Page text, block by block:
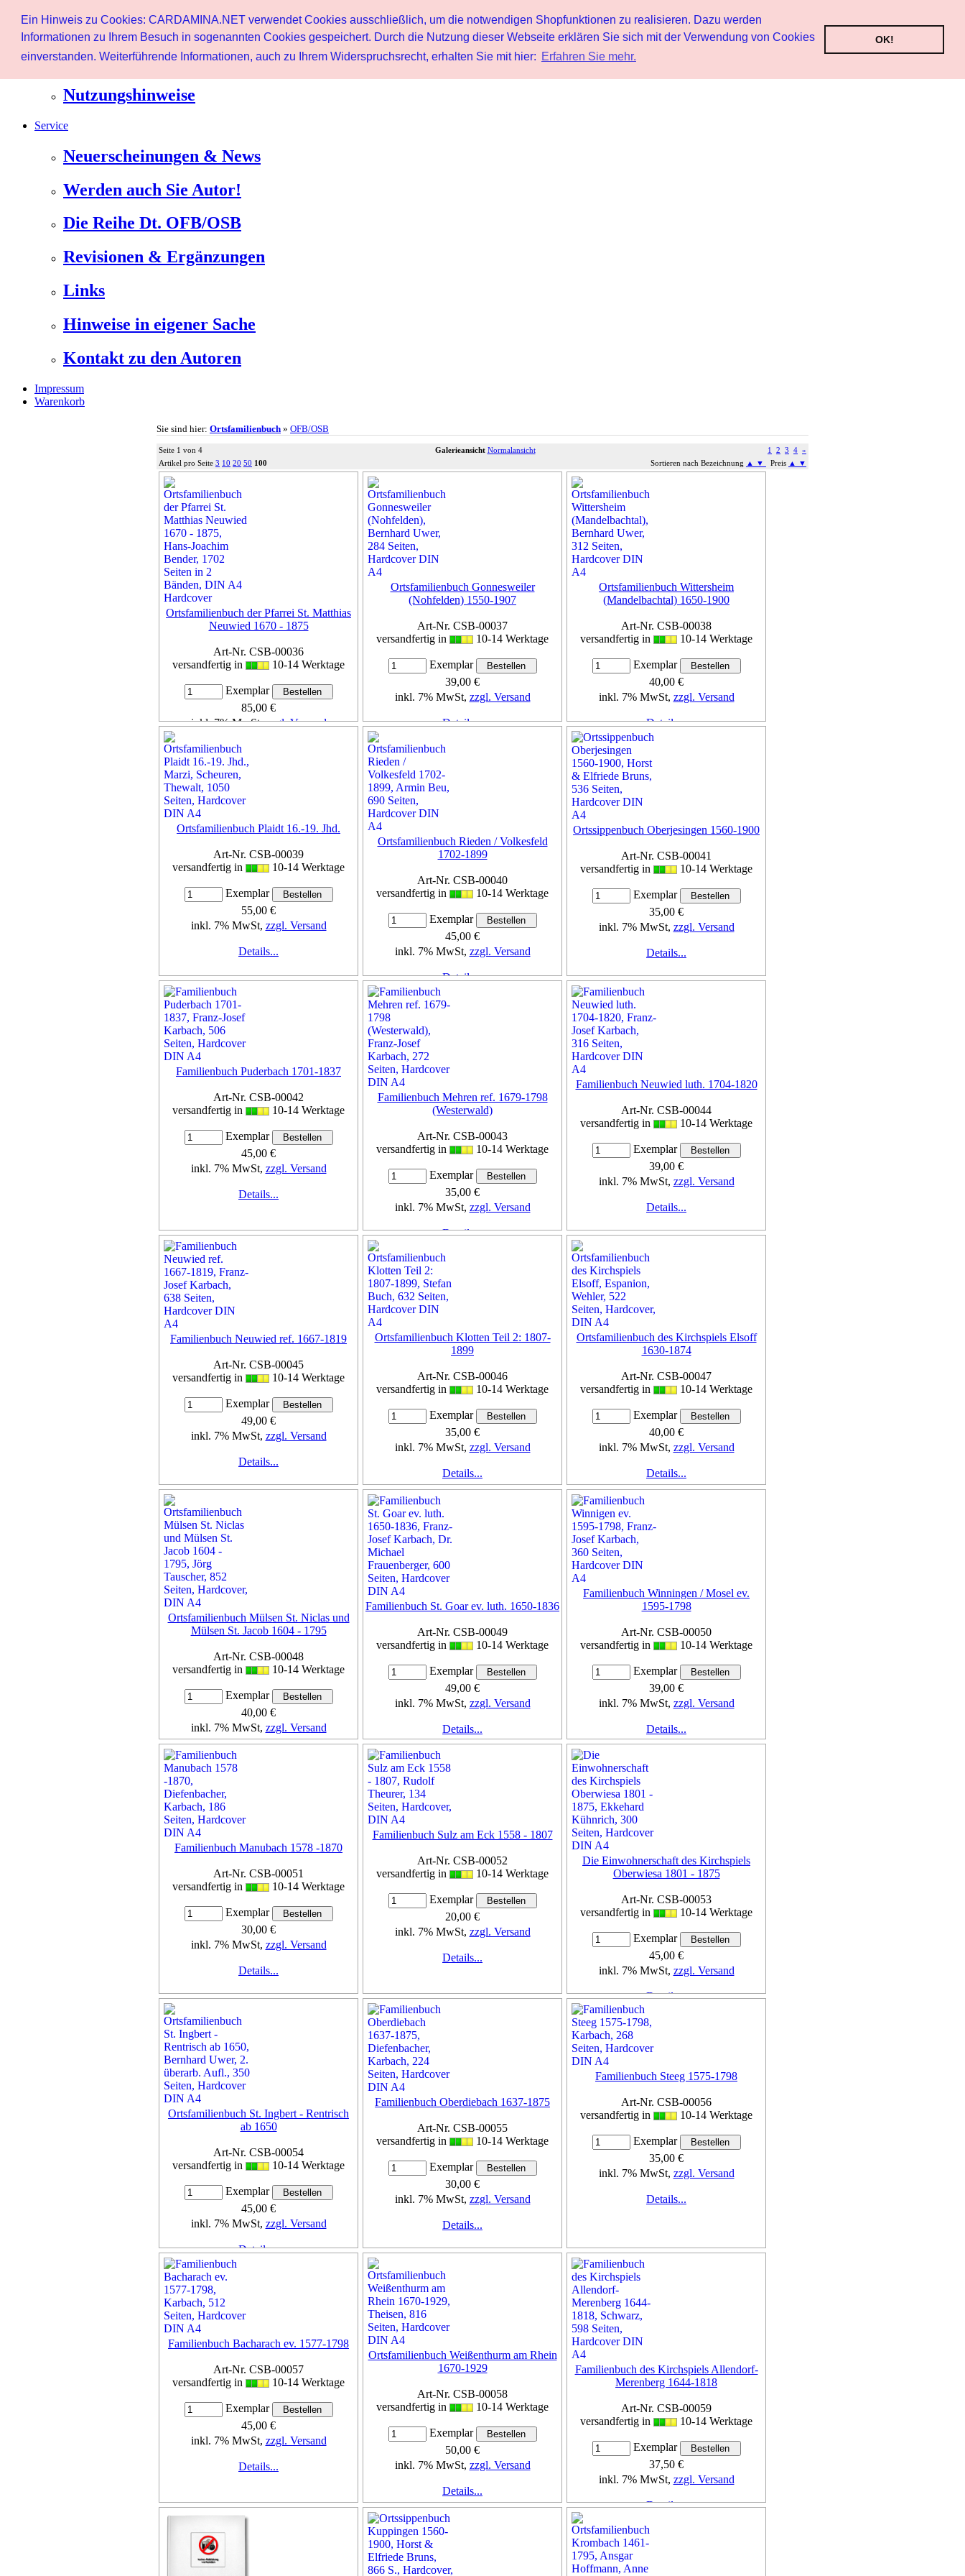
Ein Hinweis zu Cookies: CARDAMINA.NET verwendet Cookies ausschließlich, um die notwendigen Shopfunktionen zu realisieren. Dazu werden
Informationen zu Ihrem Besuch in sogenannten Cookies gespeichert. Durch die Nutzung dieser Webseite erklären Sie sich mit der Verwendung von Cookies
einverstanden. Weiterführende Informationen, auch zu Ihrem Widerspruchsrecht, erhalten Sie mit hier: Erfahren Sie mehr.
OK!
Start
Benutzer
Newsletter
Nutzungshinweise
Service
Neuerscheinungen & News
Werden auch Sie Autor!
Die Reihe Dt. OFB/OSB
Revisionen & Ergänzungen
Links
Hinweise in eigener Sache
Kontakt zu den Autoren
Impressum
Warenkorb
Sie sind hier: Ortsfamilienbuch » OFB/OSB
Seite 1 von 4 1 2 3 4 »
Galerieansicht Normalansicht
Artikel pro Seite 3 10 20 50 100 Sortieren nach Bezeichnung ▲ ▼ Preis ▲ ▼
Ortsfamilienbuch der Pfarrei St. Matthias
Neuwied 1670 - 1875
Art-Nr. CSB-00036
versandfertig in
10-14 Werktage
Exemplar
85,00 €
inkl. 7% MwSt,zzgl. Versand
Details...
Ortsfamilienbuch Gonnesweiler
(Nohfelden) 1550-1907
Art-Nr. CSB-00037
versandfertig in
10-14 Werktage
Exemplar
39,00 €
inkl. 7% MwSt, zzgl. Versand
Details...
Ortsfamilienbuch Wittersheim
(Mandelbachtal) 1650-1900
Art-Nr. CSB-00038
versandfertig in
10-14 Werktage
Exemplar
40,00 €
inkl. 7% MwSt, zzgl. Versand
Details...
Ortsfamilienbuch Plaidt 16.-19. Jhd.
Art-Nr. CSB-00039
versandfertig in
10-14 Werktage
Exemplar
55,00 €
inkl. 7% MwSt, zzgl. Versand
Details...
Ortsfamilienbuch Rieden / Volkesfeld
1702-1899
Art-Nr. CSB-00040
versandfertig in
10-14 Werktage
Exemplar
45,00 €
inkl. 7% MwSt, zzgl. Versand
Details...
Ortssippenbuch Oberjesingen 1560-1900
Art-Nr. CSB-00041
versandfertig in
10-14 Werktage
Exemplar
35,00 €
inkl. 7% MwSt, zzgl. Versand
Details...
Familienbuch Puderbach 1701-1837
Art-Nr. CSB-00042
versandfertig in
10-14 Werktage
Exemplar
45,00 €
inkl. 7% MwSt, zzgl. Versand
Details...
Familienbuch Mehren ref. 1679-1798
(Westerwald)
Art-Nr. CSB-00043
versandfertig in
10-14 Werktage
Exemplar
35,00 €
inkl. 7% MwSt, zzgl. Versand
Details...
Familienbuch Neuwied luth. 1704-1820
Art-Nr. CSB-00044
versandfertig in
10-14 Werktage
Exemplar
39,00 €
inkl. 7% MwSt, zzgl. Versand
Details...
Familienbuch Neuwied ref. 1667-1819
Art-Nr. CSB-00045
versandfertig in
10-14 Werktage
Exemplar
49,00 €
inkl. 7% MwSt, zzgl. Versand
Details...
Ortsfamilienbuch Klotten Teil 2: 1807-
1899
Art-Nr. CSB-00046
versandfertig in
10-14 Werktage
Exemplar
35,00 €
inkl. 7% MwSt, zzgl. Versand
Details...
Ortsfamilienbuch des Kirchspiels Elsoff
1630-1874
Art-Nr. CSB-00047
versandfertig in
10-14 Werktage
Exemplar
40,00 €
inkl. 7% MwSt, zzgl. Versand
Details...
Ortsfamilienbuch Mülsen St. Niclas und
Mülsen St. Jacob 1604 - 1795
Art-Nr. CSB-00048
versandfertig in
10-14 Werktage
Exemplar
40,00 €
inkl. 7% MwSt, zzgl. Versand
Familienbuch St. Goar ev. luth. 1650-1836
Art-Nr. CSB-00049
versandfertig in
10-14 Werktage
Exemplar
49,00 €
inkl. 7% MwSt, zzgl. Versand
Details...
Familienbuch Winningen / Mosel ev.
1595-1798
Art-Nr. CSB-00050
versandfertig in
10-14 Werktage
Exemplar
39,00 €
inkl. 7% MwSt, zzgl. Versand
Details...
Familienbuch Manubach 1578 -1870
Art-Nr. CSB-00051
versandfertig in
10-14 Werktage
Exemplar
30,00 €
inkl. 7% MwSt, zzgl. Versand
Details...
Familienbuch Sulz am Eck 1558 - 1807
Art-Nr. CSB-00052
versandfertig in
10-14 Werktage
Exemplar
20,00 €
inkl. 7% MwSt, zzgl. Versand
Details...
Die Einwohnerschaft des Kirchspiels
Oberwiesa 1801 - 1875
Art-Nr. CSB-00053
versandfertig in
10-14 Werktage
Exemplar
45,00 €
inkl. 7% MwSt, zzgl. Versand
Details...
Ortsfamilienbuch St. Ingbert - Rentrisch
ab 1650
Art-Nr. CSB-00054
versandfertig in
10-14 Werktage
Exemplar
45,00 €
inkl. 7% MwSt, zzgl. Versand
Details...
Familienbuch Oberdiebach 1637-1875
Art-Nr. CSB-00055
versandfertig in
10-14 Werktage
Exemplar
30,00 €
inkl. 7% MwSt, zzgl. Versand
Details...
Familienbuch Steeg 1575-1798
Art-Nr. CSB-00056
versandfertig in
10-14 Werktage
Exemplar
35,00 €
inkl. 7% MwSt, zzgl. Versand
Details...
Familienbuch Bacharach ev. 1577-1798
Art-Nr. CSB-00057
versandfertig in
10-14 Werktage
Exemplar
45,00 €
inkl. 7% MwSt, zzgl. Versand
Details...
Ortsfamilienbuch Weißenthurm am Rhein
1670-1929
Art-Nr. CSB-00058
versandfertig in
10-14 Werktage
Exemplar
50,00 €
inkl. 7% MwSt, zzgl. Versand
Details...
Familienbuch des Kirchspiels Allendorf-
Merenberg 1644-1818
Art-Nr. CSB-00059
versandfertig in
10-14 Werktage
Exemplar
37,50 €
inkl. 7% MwSt, zzgl. Versand
Details...